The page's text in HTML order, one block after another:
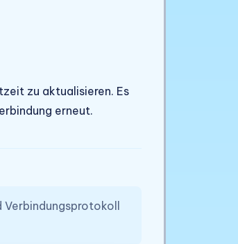
zu aktualisieren. Es
erneut.